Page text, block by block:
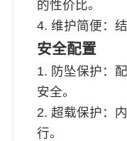
的性价比。
4. 维护简便：
安全配置
1. 防坠保护：
安全。
2. 超载保护：
行。